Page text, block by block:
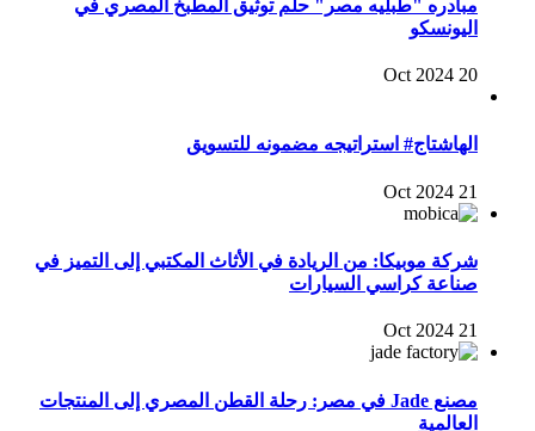
مبادره "طبليه مصر" حلم توثيق المطبخ المصري في
اليونسكو
20 Oct 2024
الهاشتاج# استراتيجه مضمونه للتسويق
21 Oct 2024
شركة موبيكا: من الريادة في الأثاث المكتبي إلى التميز في
صناعة كراسي السيارات
21 Oct 2024
مصنع Jade في مصر: رحلة القطن المصري إلى المنتجات
العالمية